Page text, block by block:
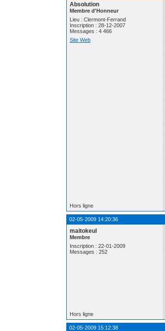
Absolution
Membre d'Honneur
Lieu : Clermont-Ferrand
Inscription : 28-12-2007
Messages : 4 466
Site Web
Hors ligne
02-05-2009 14:20:36
maitokeul
Membre
Inscription : 22-01-2009
Messages : 252
Hors ligne
02-05-2009 15:12:38